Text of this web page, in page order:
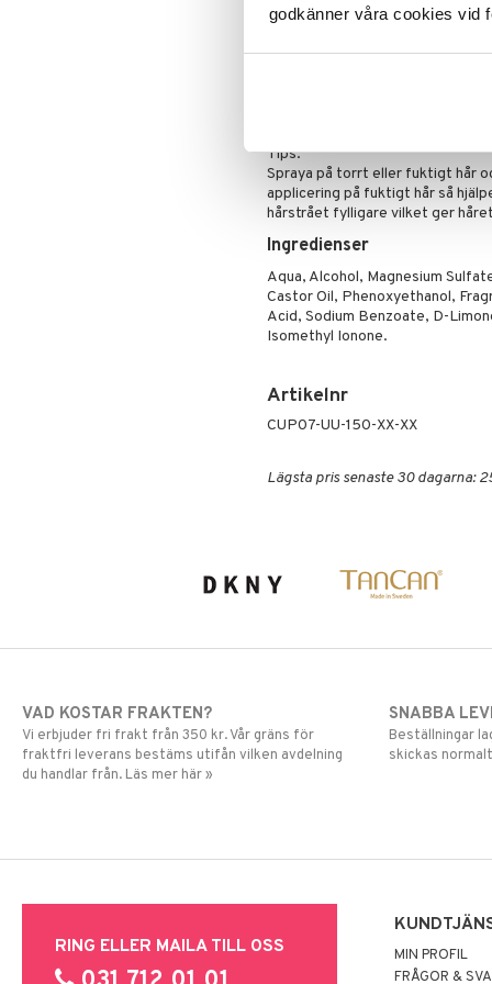
godkänner våra cookies vid
Hampshire SO509YA; EU RP:
Låt lufttorka för en mer
Tips:
Spraya på torrt eller fuktigt hår
applicering på fuktigt hår så
hårstrået fylligare vilket ger
Ingredienser
Aqua, Alcohol, Magnesium
Castor Oil, Phenoxyethanol,
Acid, Sodium Benzoate, D-
Isomethyl Ionone.
Artikelnr
CUP07-UU-150-XX-XX
Lägsta pris senaste 30 dagarna:
VAD KOSTAR FRAKTEN?
Vi erbjuder fri frakt från 350 kr. Vår gräns för
fraktfri leverans bestäms utifån vilken avdelning
du handlar från. Läs mer här »
SNABBA
Beställningar
skickas
RING ELLER MAILA TILL OSS
MIN PROFIL
FRÅGOR &